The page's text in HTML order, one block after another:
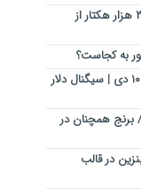
کشت گندم در ۶ میلیون و ۳۹۰ هزار هکتار از
به کجاست؟
نمای سرخ در معاملات بورس ۱۰ دی | سیگنال دلار
همچنان در
در قالب